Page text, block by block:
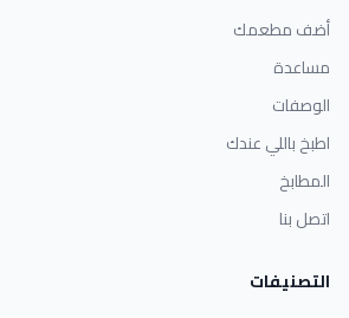
أضف مطعمك
مساعدة
الوصفات
اطبخ باللي عندك
المطابخ
اتصل بنا
التصنيفات